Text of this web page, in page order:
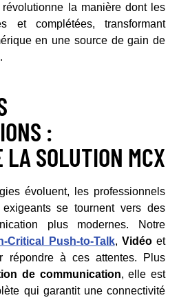
révolutionne la manière dont les
et complétées, transformant
en une source de gain de
:
LA SOLUTION MCX
évoluent, les professionnels
se tournent vers des
plus modernes. Notre
Critical Push-to-Talk, Vidéoet
répondre à ces attentes. Plus
de communication, elle est
qui garantit une connectivité